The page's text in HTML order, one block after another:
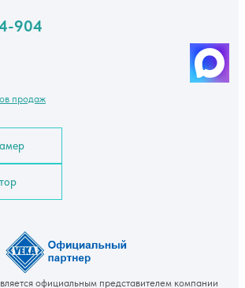
904
продаж
официальным представителем компании